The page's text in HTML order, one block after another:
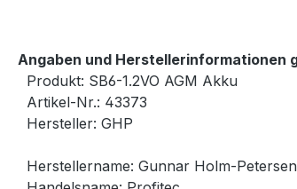
Angaben und Herstellerinformationen
Produkt: SB6-1.2VO AGM Akku
Artikel-Nr.: 43373
Hersteller: GHP
Herstellername: Gunnar Holm-